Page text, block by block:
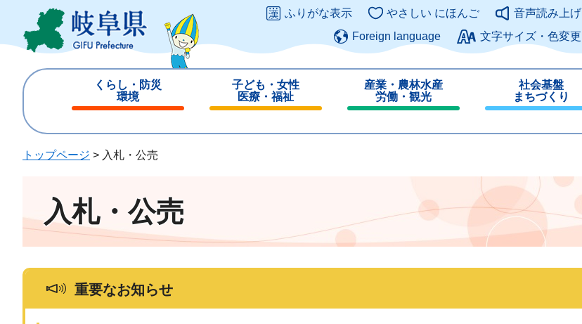
ジ
ュ
このページの本文へ
ふりがな表示 やさしい にほんご
音声読み上げ
Foreign language
文字サイズ・色変更
くらし・防災
環境
じ
子ども・女性
医療・福祉
じ
産業・農林水産
労働・観光
じ
社会基盤
まちづくり
じ
トップページ > 入札・公売
入札・公売
重要なお知らせ